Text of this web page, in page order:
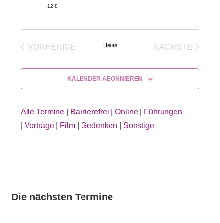
12 €
VORHERIGE
Heute
NÄCHSTE
KALENDER ABONNIEREN
Alle Termine Barrierefrei Online
Führungen
Vorträge Film Gedenken Sonstige
Die nächsten Termine